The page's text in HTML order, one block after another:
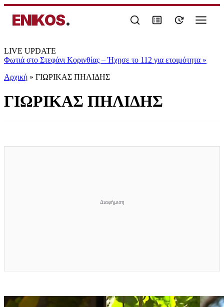
ENIKOS.
LIVE UPDATE
Φωτιά στο Στεφάνι Κορινθίας – Ήχησε το 112 για ετοιμότητα »
Αρχική » ΓΙΩΡΙΚΑΣ ΠΗΛΙΔΗΣ
ΓΙΩΡΙΚΑΣ ΠΗΛΙΔΗΣ